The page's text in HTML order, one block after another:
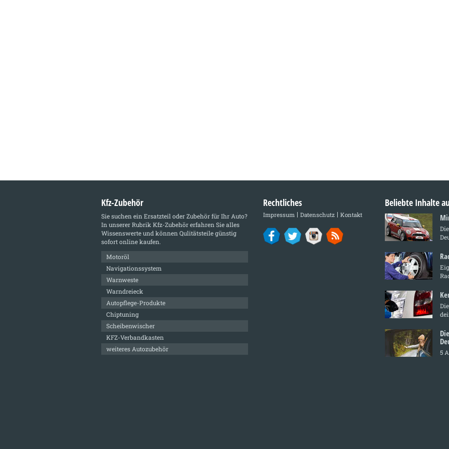
Kfz-Zubehör
Sie suchen ein Ersatzteil oder Zubehör für Ihr Auto?
In unserer Rubrik Kfz-Zubehörerfahren Sie alles
Wissenswerte und können Qulitätsteile günstig
sofort online kaufen.
Motoröl
Navigationssystem
Warnweste
Warndreieck
Autopflege-Produkte
Chiptuning
Scheibenwischer
KFZ-Verbandkasten
weiteres Autozubehör
Rechtliches
Impressum Datenschutz Kontakt
Beliebte Inhalte
5